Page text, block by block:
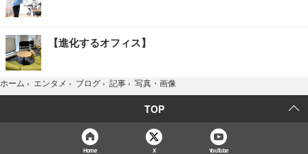
【進化するオフィス】
ホーム › エンタメ › ブログ › 記事 › 写真・画像
TOP
Home X YouTube